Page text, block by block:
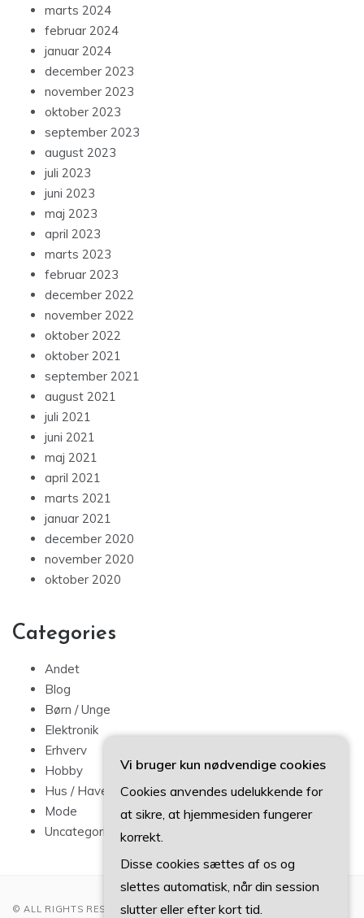
marts 2024
februar 2024
januar 2024
december 2023
november 2023
oktober 2023
september 2023
august 2023
juli 2023
juni 2023
maj 2023
april 2023
marts 2023
februar 2023
december 2022
november 2022
oktober 2022
oktober 2021
september 2021
august 2021
juli 2021
juni 2021
maj 2021
april 2021
marts 2021
januar 2021
december 2020
november 2020
oktober 2020
Categories
Andet
Blog
Børn / Unge
Elektronik
Erhverv
Hobby
Hus / Have
Mode
Uncategorized
© ALL RIGHTS RESERVED 2022
Vi bruger kun nødvendige cookies
Cookies anvendes udelukkende for
at sikre, at hjemmesiden fungerer
korrekt.
Disse cookies sættes af os og
slettes automatisk, når din session
slutter eller efter kort tid.